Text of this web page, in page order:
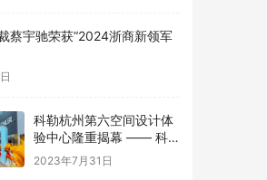
蔡宇驰荣获“2024浙商新领军
科勒杭州第六空间设计体
验中心隆重揭幕 —— 科
勒150周年 多维诠释优雅
生活美学
2023年7月31日